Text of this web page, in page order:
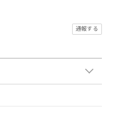
通報する